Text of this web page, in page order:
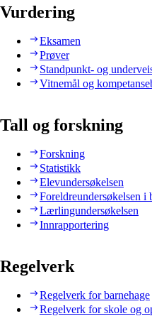
Vurdering
Eksamen
Prøver
Standpunkt- og
Vitnemål og
Tall og forskning
Forskning
Statistikk
Elevundersøkelsen
Foreldreundersøkelsen i
Lærlingundersøkelsen
Innrapportering
Regelverk
Regelverk for barnehage
Regelverk for skole og